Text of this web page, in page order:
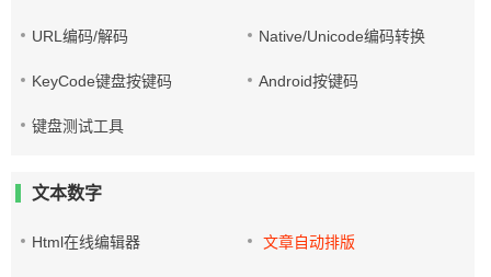
URL编码/解码 Native/Unicode编码转换
KeyCode键盘按键码 Android按键码
键盘测试工具
文本数字
Html在线编辑器 文章自动排版